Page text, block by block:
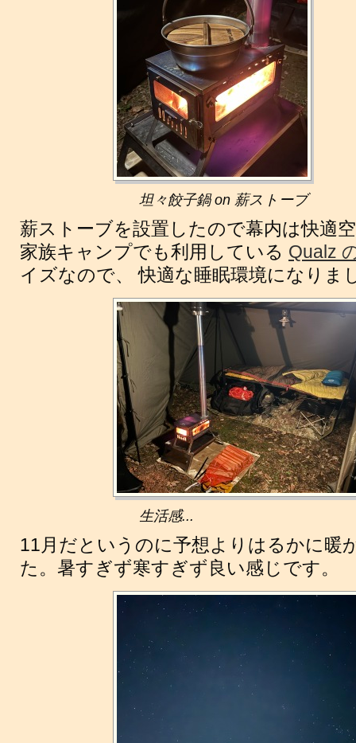
坦々餃子鍋 on 薪ストーブ
薪ストーブを設置したので幕内は快適
家族キャンプでも利用している Qualz
イズなので、 快適な睡眠環境になりま
生活感...
11月だというのに予想よりはるかに暖
た。暑すぎず寒すぎず良い感じです。